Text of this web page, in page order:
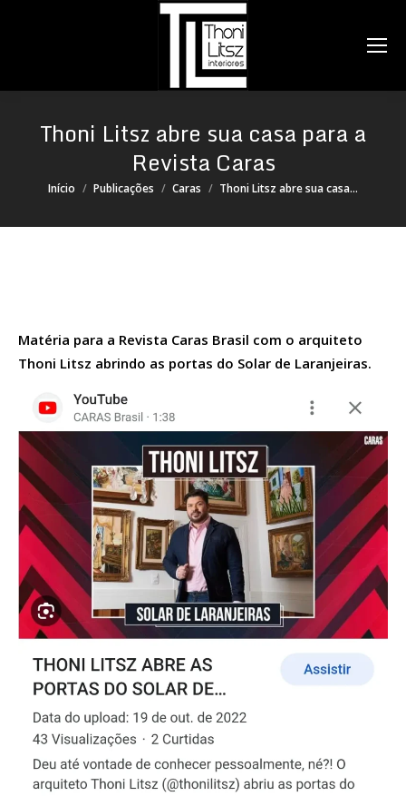
Thoni Litsz abre sua casa para a
Revista Caras
Você está aqui:
Início Publicações Caras Thoni Litsz abre sua casa…
Matéria para a Revista Caras Brasil com o arquiteto
Thoni Litsz abrindo as portas do Solar de Laranjeiras.